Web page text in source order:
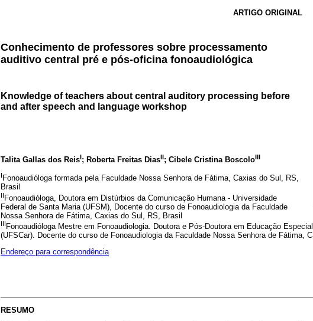
ARTIGO ORIGINAL
Conhecimento de professores sobre processamento
auditivo central pré e pós-oficina fonoaudiológica
Knowledge of teachers about central auditory processing before
and after speech and language workshop
Talita Gallas dos ReisI; Roberta Freitas DiasII; Cibele Cristina BoscoloIII
I Fonoaudióloga formada pela Faculdade Nossa Senhora de Fátima, Caxias do Sul, RS,
Brasil
IIFonoaudióloga, Doutora em Distúrbios da Comunicação Humana - Universidade
Federal de Santa Maria (UFSM), Docente do curso de Fonoaudiologia da Faculdade
Nossa Senhora de Fátima, Caxias do Sul, RS, Brasil
III Fonoaudióloga Mestre em Fonoaudiologia. Doutora e Pós-Doutora em Educação
(UFSCar). Docente do curso de Fonoaudiologia da Faculdade Nossa Senhora de Fátima,
Endereço para correspondência
RESUMO